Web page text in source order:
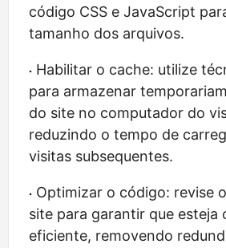
código CSS e JavaScript
tamanho dos arquivos.
Habilitar o cache: utilize
para armazenar
do site no computador do
reduzindo o tempo de
visitas subsequentes.
Optimizar o código: revise
site para garantir que esteja
eficiente, removendo